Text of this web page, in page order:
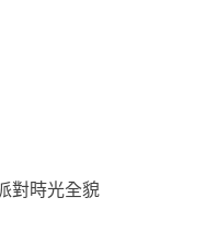
對時光全貌